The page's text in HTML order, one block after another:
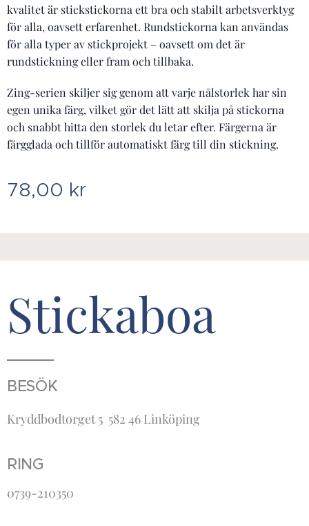
kvalitet är stickstickorna ett bra och stabilt arbetsverktyg
för alla, oavsett erfarenhet. Rundstickorna kan användas
för alla typer av stickprojekt – oavsett om det är
rundstickning eller fram och tillbaka.
Zing-serien skiljer sig genom att varje nålstorlek har sin
egen unika färg, vilket gör det lätt att skilja på stickorna
och snabbt hitta den storlek du letar efter. Färgerna är
färgglada och tillför automatiskt färg till din stickning.
78,00 kr
Stickaboa
BESÖK
Kryddbodtorget 5 582 46 Linköping
RING
0739-210350